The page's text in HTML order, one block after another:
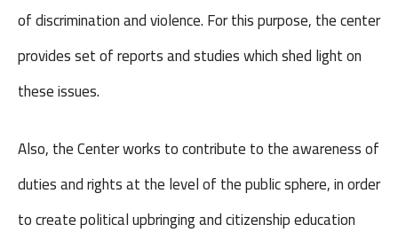
of discrimination and violence. For this purpose, the center
provides set of reports and studies which shed light on
these issues.
Also, the Center works to contribute to the awareness of
duties and rights at the level of the public sphere, in order
to create political upbringing and citizenship education